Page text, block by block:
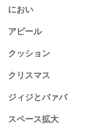
におい
アピール
クッション
クリスマス
ジィジとバァバ
スペース拡大